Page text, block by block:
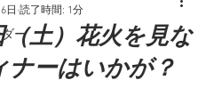
ー
（土）花火を見な
ナーはいかが？
日 読了時間: 1分